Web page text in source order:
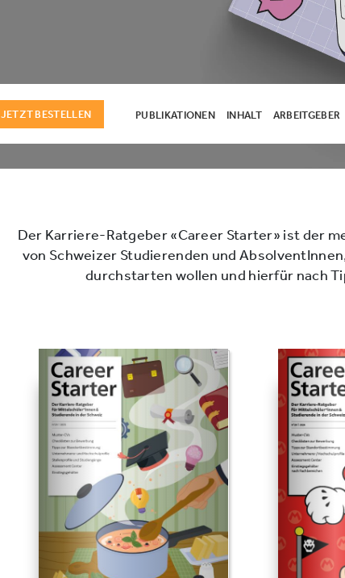
JETZT BESTELLEN PUBLIKATIONEN INHALT ARBEITGEBER
Der Karriere-Ratgeber «Career Starter» ist der
von Schweizer Studierenden und
durchstarten wollen und hierfür nach